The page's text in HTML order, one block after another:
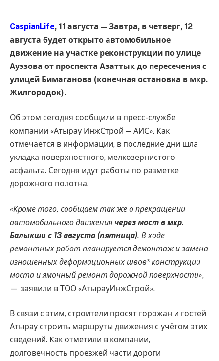
CaspianLife, 11 августа — Завтра, в четверг, 12
августа будет открыто автомобильное
движение на участке реконструкции по улице
Ауэзова от проспекта Азаттык до пересечения с
улицей Бимаганова (конечная остановка в мкр.
Жилгородок).
Об этом сегодня сообщили в пресс-службе
компании «Атырау ИнжСтрой — АИС». Как
отмечается в информации, в последние дни шла
укладка поверхностного, мелкозернистого
асфальта. Сегодня идут работы по разметке
дорожного полотна.
«Кроме того, сообщаем так же о прекращении
автомобильного движения через мост в мкр.
Балыкши с 13 августа (пятница). В ходе
ремонтных работ планируется демонтаж и замена
изношенных деформационных швов* конструкции
моста и ямочный ремонт дорожной поверхности»,
— заявили в ТОО «АтырауИнжСтрой».
В связи с этим, строители просят горожан и гостей
Атырау строить маршруты движения с учётом этих
сведений. Как отметили в компании,
долговечность проезжей части дороги